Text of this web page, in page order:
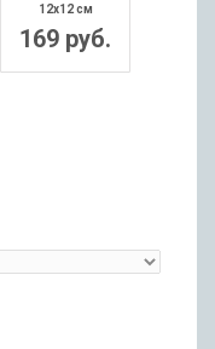
12x12 см
169 руб.